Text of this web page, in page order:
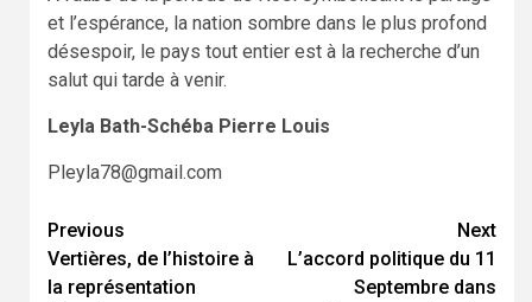
et l’espérance, la nation sombre dans le plus profond
désespoir, le pays tout entier est à la recherche d’un
salut qui tarde à venir.
Leyla Bath-Schéba Pierre Louis
Pleyla78@gmail.com
Continue
Reading
Previous
Vertières, de l’histoire à
la représentation
Next
L’accord politique du 11
Septembre dans